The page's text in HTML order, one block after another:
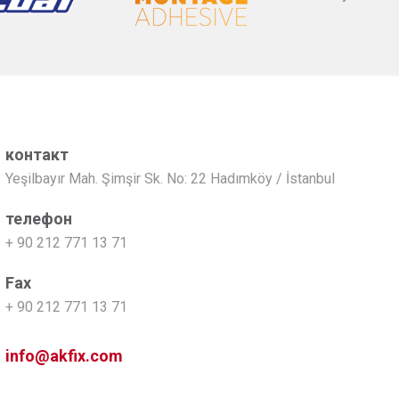
контакт
Yeşilbayır Mah. Şimşir Sk. No: 22 Hadımköy / İstanbul
телефон
+ 90 212 771 13 71
Fax
+ 90 212 771 13 71
info@akfix.com